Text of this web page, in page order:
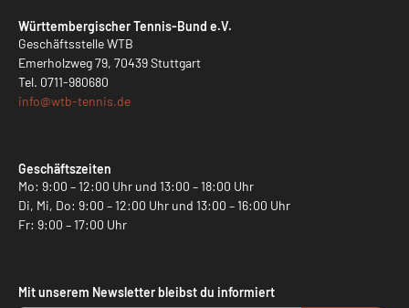
Württembergischer Tennis-Bund e.V.
Geschäftsstelle WTB
Emerholzweg 79, 70439 Stuttgart
Tel. 0711-980680
info@wtb-tennis.de
Geschäftszeiten
Mo: 9:00 – 12:00 Uhr und 13:00 – 18:00 Uhr
Di, Mi, Do: 9:00 – 12:00 Uhr und 13:00 – 16:00 Uhr
Fr: 9:00 – 17:00 Uhr
Mit unserem Newsletter bleibst du informiert